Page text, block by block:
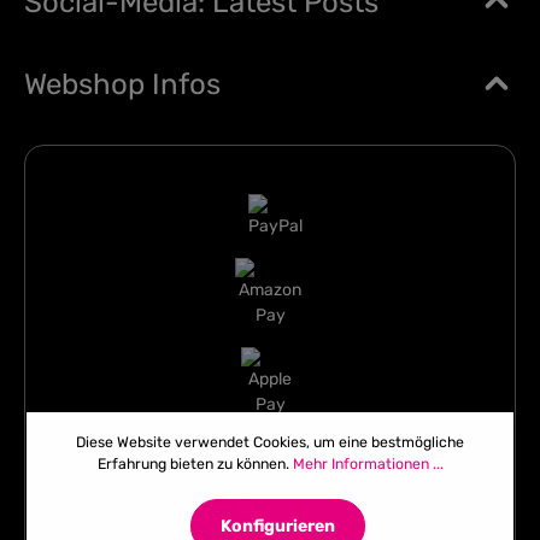
Webshop Infos
Diese Website verwendet Cookies, um eine bestmögliche
Erfahrung bieten zu können. Mehr Informationen ...
Konfigurieren